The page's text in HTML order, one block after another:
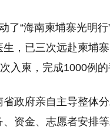
了“海南柬埔寨光明
，已三次远赴柬埔
入柬，完成1000例的
政府亲自主导整体
资金、志愿者安排